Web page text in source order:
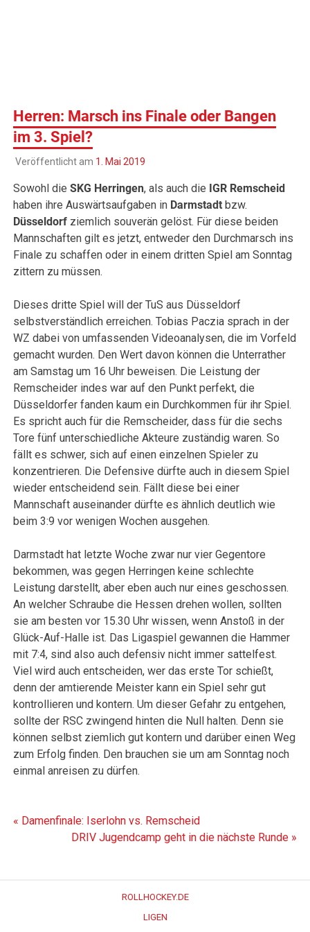
Herren: Marsch ins Finale oder Bangen
im 3. Spiel?
Veröffentlicht am 1. Mai 2019
Sowohl dieSKG Herringen, als auch die IGR Remscheid
haben ihre Auswärtsaufgaben in Darmstadt bzw.
Düsseldorf ziemlich souverän gelöst. Für diese beiden
Mannschaften gilt es jetzt, entweder den Durchmarsch ins
Finale zu schaffen oder in einem dritten Spiel am Sonntag
zittern zu müssen.
Dieses dritte Spiel will der TuS aus Düsseldorf
selbstverständlich erreichen. Tobias Paczia sprach in der
WZ dabei von umfassenden Videoanalysen, die im Vorfeld
gemacht wurden. Den Wert davon können die Unterrather
am Samstag um 16 Uhr beweisen. Die Leistung der
Remscheider indes war auf den Punkt perfekt, die
Düsseldorfer fanden kaum ein Durchkommen für ihr Spiel.
Es spricht auch für die Remscheider, dass für die sechs
Tore fünf unterschiedliche Akteure zuständig waren. So
fällt es schwer, sich auf einen einzelnen Spieler zu
konzentrieren. Die Defensive dürfte auch in diesem Spiel
wieder entscheidend sein. Fällt diese bei einer
Mannschaft auseinander dürfte es ähnlich deutlich wie
beim 3:9 vor wenigen Wochen ausgehen.
Darmstadt hat letzte Woche zwar nur vier Gegentore
bekommen, was gegen Herringen keine schlechte
Leistung darstellt, aber eben auch nur eines geschossen.
An welcher Schraube die Hessen drehen wollen, sollten
sie am besten vor 15.30 Uhr wissen, wenn Anstoß in der
Glück-Auf-Halle ist. Das Ligaspiel gewannen die Hammer
mit 7:4, sind also auch defensiv nicht immer sattelfest.
Viel wird auch entscheiden, wer das erste Tor schießt,
denn der amtierende Meister kann ein Spiel sehr gut
kontrollieren und kontern. Um dieser Gefahr zu entgehen,
sollte der RSC zwingend hinten die Null halten. Denn sie
können selbst ziemlich gut kontern und darüber einen Weg
zum Erfolg finden. Den brauchen sie um am Sonntag noch
einmal anreisen zu dürfen.
Beitragsnavigation
« Damenfinale: Iserlohn vs. Remscheid
DRIV Jugendcamp geht in die nächste Runde »
ROLLHOCKEY.DE
LIGEN